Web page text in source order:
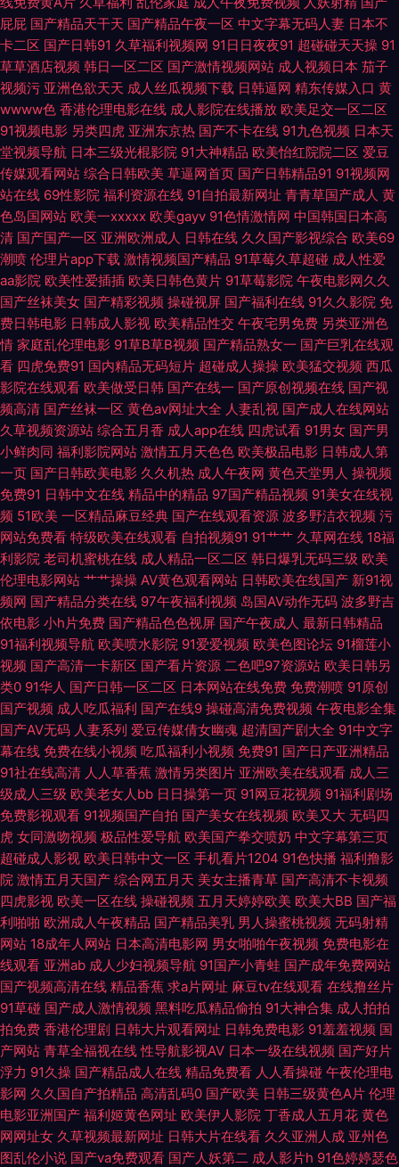
comw 午夜无码av网站 蜜桃91网 91av黑丝后入啪啪啪 国产性交A片 日本韩
国不卡二视频 一本道丁香影院 久久艹艹艹艹 国产乱老熟女乱老熟女视频 五
月天夜夜撸 丝袜美脚天堂 日韩AV簧片 超碰97资源站在线 日韩电影有码 国
产人妖系列 欧美伊人大香蕉 gay片免费观看大尺度 爱豆传媒TVxX 亚洲免费
资源天堂 91给我女成人 大香煮在线伊人74 欧美性爱影音先锋 五月丁香风流
网 免费三级欧韩 国产精品伦区 蜜臀av正在 wwww五月 五月丁香网站 91人
人操人人爽 日韩AV色美眉 亚洲性色AV生活片 青娱乐91豆花 黑丝国产 久久
99精品成人网站 黑料网线路一二三 六月香婷色色 91视频91国 91网站传媒Tv
在线日韩侵犯网站 凡人修仙动漫在线观看完整版免费 国产精华液和欧美在线
观看 九一视频在看 在线一区二区 精品肏屄视频 91喷草网站 午夜AV资源 久
草老司机 国产精品日韩专区 久草97视频 四虎成人伦理 美女影院在线观看 国
产51页视频 国产精品视频拍自 九一大神网站精品在线 91黑丝美女自慰 色色
影院香蕉 69制片厂免费体验区 超碰97人人妻 亚洲成av人片青草影院 超碰思
思热 九一制作厂在线观看 国产3级黄色免费视频 午夜刺激av片 亚洲精品成
人国产 97超碰人人人爽爽爽射 日韩操逼电影 日本特黄无码片 传媒91伦理视
频 精东影视AV 东方aV免费看 91cnwww 免费色黄网站在线看 91免费在线播
放视频 久久机热精品27 亚洲欧美丝袜色情网站 欧美免费一线 黑丝影片 国产
视频入口 wwww无码 日本高情www 97视频自拍 91香蕉白丝 亚洲日韩精品
无码av 手机在线免费观看韩国国产伦理主播自拍福 黄色九精品 国产精品自
拍1页 超碰人妻色 日韩情爱网 91精品国产无码黑料 东京热99 三级网站视频
AA 欧美足交视频 欧美亚洲17a 91伊人在线 狠狠肏成人专区 婷婷自偷自拍网
站 自拍第39页 国产91看视频 免费国产片 波多野解衣 青青网AV 亚洲AV视屏
麻豆传煤mp4 欧美肥B 日本伊人色 91视频入口 天天射夜夜操 亚洲欧洲精品
mv免费看 色色午夜影院 国产高清在线观看 岛国av福利社 麻豆91福利社 最
新日韩精品 免费欧美毛片A级 精品丰满人妻二区 国产精品福利社 日韩AV撸
色污艹片 99国产这里只有精品 爱豆传媒悟空电影院 蜜桃av成人 青草青草 人
屁屁 国产精品天干天 国产精品午夜一区 中文字幕无码人妻 日本不
卡二区 国产日韩91 久草福利视频网 91日日夜夜91 超碰碰天天操 91
草草酒店视频 韩日一区二区 国产激情视频网站 成人视频日本 茄子
视频污 亚洲色欲天天 成人丝瓜视频下载 日韩逼网 精东传媒入口 黄
wwww色 香港伦理电影在线 成人影院在线播放 欧美足交一区二区
91视频电影 另类四虎 亚洲东京热 国产不卡在线 91九色视频 日本天
堂视频导航 日本三级光棍影院 91大神精品 欧美怡红院院二区 爱豆
传媒观看网站 综合日韩欧美 草逼网首页 国产日韩精品91 91视频网
站在线 69性影院 福利资源在线 91自拍最新网址 青青草国产成人 黄
色岛国网站 欧美一xxxxx 欧美gayv 91色情激情网 中国韩国日本高
清 国产国产一区 亚洲欧洲成人 日韩在线 久久国产影视综合 欧美69
潮喷 伦理片app下载 激情视频国产精品 91草莓久草超碰 成人性爱
aa影院 欧美性爱插插 欧美日韩色黄片 91草莓影院 午夜电影网久久
国产丝袜美女 国产精彩视频 操碰视屏 国产福利在线 91久久影院 免
费日韩电影 日韩成人影视 欧美精品性交 午夜宅男免费 另类亚洲色
情 家庭乱伦理电影 91草B草B视频 国产精品熟女一 国产巨乳在线观
看 四虎免费91 国内精品无码短片 超碰成人操操 欧美猛交视频 西瓜
影院在线观看 欧美做受日韩 国产在线一 国产原创视频在线 国产视
频高清 国产丝袜一区 黄色av网址大全 人妻乱视 国产成人在线网站
久草视频资源站 综合五月香 成人app在线 四虎试看 91男女 国产男
小鲜肉同 福利影院网站 激情五月天色色 欧美极品电影 日韩成人第
一页 国产日韩欧美电影 久久机热 成人午夜网 黄色天堂男人 操视频
免费91 日韩中文在线 精品中的精品 97国产精品视频 91美女在线视
频 51欧美 一区精品麻豆经典 国产在线观看资源 波多野洁衣视频 污
网站免费看 特级欧美在线观看 自拍视频91 91艹艹 久草网在线 18福
利影院 老司机蜜桃在线 成人精品一区二区 韩日爆乳无码三级 欧美
伦理电影网站 艹艹操操 AV黄色观看网站 日韩欧美在线国产 新91视
频网 国产精品分类在线 97午夜福利视频 岛国AV动作无码 波多野吉
依电影 小h片免费 国产精品色色视屏 国产午夜成人 最新日韩精品
91福利视频导航 欧美喷水影院 91爱爱视频 欧美色图论坛 91榴莲小
视频 国产高清一卡新区 国产看片资源 二色吧97资源站 欧美日韩另
类0 91华人 国产日韩一区二区 日本网站在线免费 免费潮喷 91原创
国产视频 成人吃瓜福利 国产在线9 操碰高清免费视频 午夜电影全集
国产AV无码 人妻系列 爱豆传媒倩女幽魂 超清国产剧大全 91中文字
幕在线 免费在线小视频 吃瓜福利小视频 免费91 国产日产亚洲精品
91社在线高清 人人草香蕉 激情另类图片 亚洲欧美在线观看 成人三
级成人三级 欧美老女人bb 日日操第一页 91网豆花视频 91福利剧场
免费影视观看 91视频国产自拍 国产美女在线视频 欧美又大 无码四
虎 女同激吻视频 极品性爱导航 欧美国产拳交喷奶 中文字幕第三页
超碰成人影视 欧美日韩中文一区 手机看片1204 91色快播 福利撸影
院 激情五月天国产 综合网五月天 美女主播青草 国产高清不卡视频
四虎影视 欧美一区在线 操碰视频 五月天婷婷欧美 欧美大BB 国产福
利啪啪 欧洲成人午夜精品 国产精品美乳 男人操蜜桃视频 无码射精
网站 18成年人网站 日本高清电影网 男女啪啪午夜视频 免费电影在
线观看 亚洲ab 成人少妇视频导航 91国产小青蛙 国产成年免费网站
国产视频高清在线 精品香蕉 求a片网址 麻豆tv在线观看 在线撸丝片
91草碰 国产成人激情视频 黑料吃瓜精品偷拍 91大神合集 成人拍拍
拍免费 香港伦理剧 日韩大片观看网址 日韩免费电影 91羞羞视频 国
产网站 青草全福视在线 性导航影视AV 日本一级在线视频 国产好片
浮力 91久操 国产精品成人在线 精品免费看 人人看操碰 午夜伦理电
影网 久久国自产拍精品 高清乱码0 国产欧美 日韩三级黄色A片 伦理
电影亚洲国产 福利姬黄色网址 欧美伊人影院 丁香成人五月花 黄色
网网址女 久草视频最新网址 日韩大片在线看 久久亚洲人成 亚州色
图乱伦小说 国产va免费观看 国产人妖第二 成人影片h 91色婷婷瑟色